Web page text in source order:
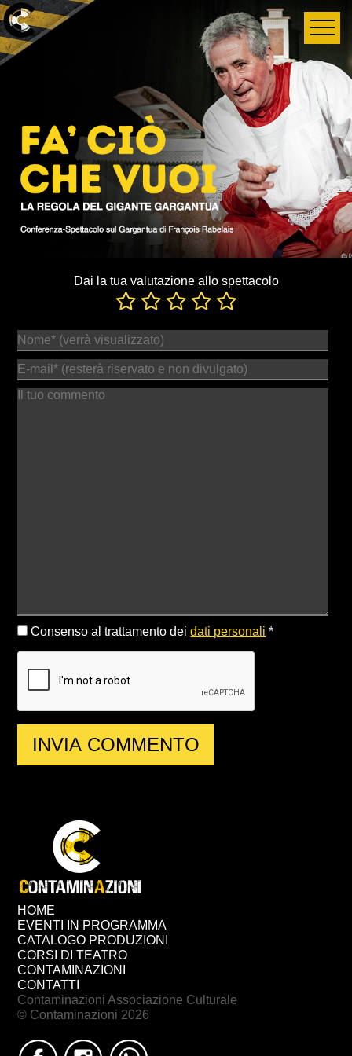
Dai la tua valutazione allo spettacolo
Consenso al trattamento deidati personali *
HOME
EVENTI IN PROGRAMMA
CATALOGO PRODUZIONI
CORSI DI TEATRO
CONTAMINAZIONI
CONTATTI
Contaminazioni Associazione Culturale
© Contaminazioni 2026